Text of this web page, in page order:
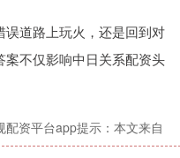
道路上玩火，还是回到对
案不仅影响中日关系配资头
资平台app提示：本文来自